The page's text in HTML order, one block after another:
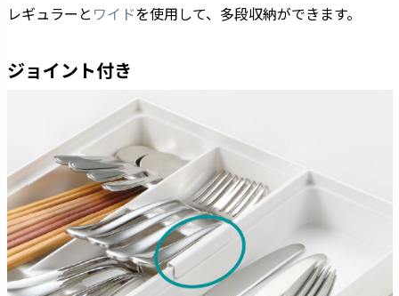
レギュラーと ワイドを使用して、多段収納ができます。
ジョイント付き